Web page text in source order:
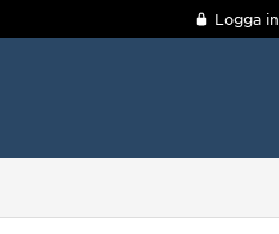
Logga in